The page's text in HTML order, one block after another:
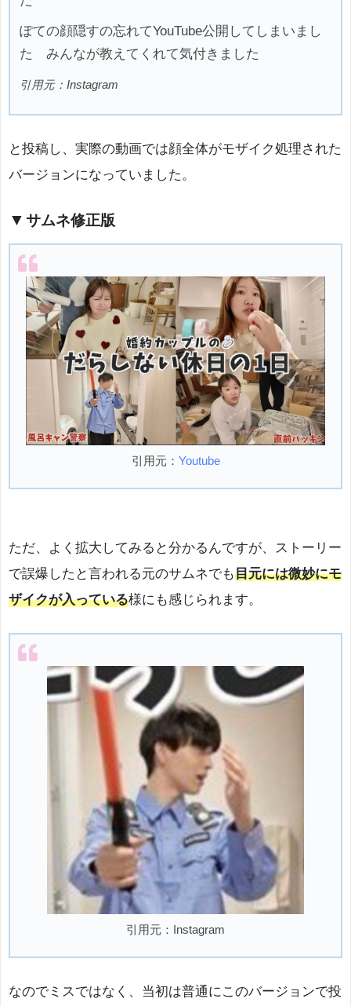
ぽての顔隠すの忘れてYouTube公開してしまいまし
た みんなが教えてくれて気付きました
引用元：Instagram
と投稿し、実際の動画では顔全体がモザイク処理された
バージョンになっていました。
サムネ修正版
引用元： Youtube
ただ、よく拡大してみると分かるんですが、ストーリー
で誤爆したと言われる元のサムネでも目元には微妙にモ
ザイクが入っている様にも感じられます。
引用元：Instagram
なのでミスではなく、当初は普通にこのバージョンで投